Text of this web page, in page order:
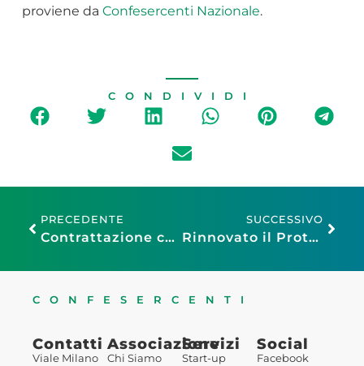
proviene da Confesercenti Nazionale.
CONDIVIDI
PRECEDENTE
Contrattazione collettiva di qualità. Welfare contrattuale e opportunità nel terziario e nel turismo.
SUCCESSIVO
Rinnovato il Protocollo d’intesa per la sicurezza nei luoghi di lavoro
CONFESERCENTI
Contatti
Viale Milano
Associazione
Chi Siamo
Servizi
Start-up
Social
Facebook